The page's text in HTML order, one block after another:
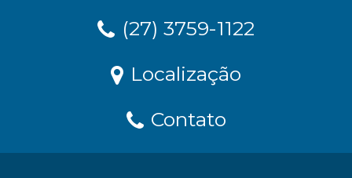
(27) 3759-1122
Localização
Contato